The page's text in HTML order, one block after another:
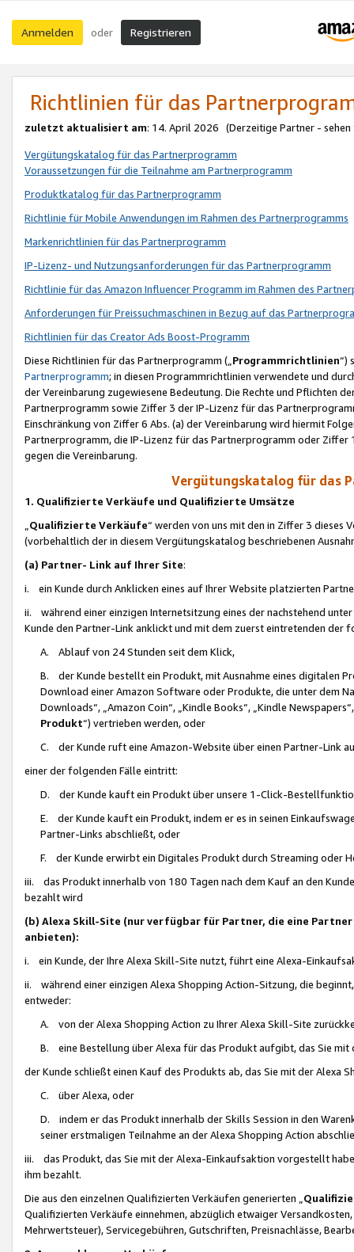
Anmelden oder Registrieren
Richtlinien für das
zuletzt aktualisiert am: 14. April 2026 (Derzeitige Partner - sehen
Vergütungskatalog für das Partnerprogramm
Voraussetzungen für die Teilnahme am Partnerprogramm
Produktkatalog für das Partnerprogramm
Richtlinie für Mobile Anwendungen im Rahmen des Partnerprogramms
Markenrichtlinien für das Partnerprogramm
IP-Lizenz- und Nutzungsanforderungen für das Partnerprogramm
Richtlinie für das Amazon Influencer Programm im Rahmen des
Anforderungen für Preissuchmaschinen in Bezug auf das
Richtlinien für das Creator Ads Boost-Programm
Diese Richtlinien für das Partnerprogramm („Programmrichtlinien“)
Partnerprogramm; in diesen Programmrichtlinien verwendete und
der Vereinbarung zugewiesene Bedeutung. Die Rechte und Pflichten
Partnerprogramm sowie Ziffer 3 der IP-Lizenz für das
Einschränkung von Ziffer 6 Abs. (a) der Vereinbarung wird hiermit
Partnerprogramm, die IP-Lizenz für das Partnerprogramm oder
gegen die Vereinbarung.
Vergütungskatalog für das
1. Qualifizierte Verkäufe und Qualifizierte Umsätze
Qualifizierte Verkäufe“ werden von uns mit den in Ziffer 3
(vorbehaltlich der in diesem Vergütungskatalog beschriebenen
(a) Partner- Link auf Ihrer Site:
i. ein Kunde durch Anklicken eines auf Ihrer Website platzierten
ii. während einer einzigen Internetsitzung eines der nachstehend
Kunde den Partner-Link anklickt und mit dem zuerst eintretenden der
A. Ablauf von 24 Stunden seit dem Klick,
B. der Kunde bestellt ein Produkt, mit Ausnahme eines digitalen
Download einer Amazon Software oder Produkte, die unter dem
Downloads“, „Amazon Coin“, „Kindle Books“, „Kindle
Produkt“) vertrieben werden, oder
C. der Kunde ruft eine Amazon-Website über einen Partner-Link
einer der folgenden Fälle eintritt:
D. der Kunde kauft ein Produkt über unsere 1-Click-
E. der Kunde kauft ein Produkt, indem er es in seinen
Partner-Links abschließt, oder
F. der Kunde erwirbt ein Digitales Produkt durch Streaming oder
iii. das Produkt innerhalb von 180 Tagen nach dem Kauf an den
bezahlt wird
(b) Alexa Skill-Site (nur verfügbar für Partner, die eine
anbieten):
i. ein Kunde, der Ihre Alexa Skill-Site nutzt, führt eine Alexa-
ii. während einer einzigen Alexa Shopping Action-Sitzung, die
entweder:
A. von der Alexa Shopping Action zu Ihrer Alexa Skill-Site
B. eine Bestellung über Alexa für das Produkt aufgibt, das Sie mit
der Kunde schließt einen Kauf des Produkts ab, das Sie mit der Alexa
C. über Alexa, oder
D. indem er das Produkt innerhalb der Skills Session in den
seiner erstmaligen Teilnahme an der Alexa Shopping Action
iii. das Produkt, das Sie mit der Alexa-Einkaufsaktion vorgestellt
ihm bezahlt.
Die aus den einzelnen Qualifizierten Verkäufen generierten „
Qualifizierten Verkäufe einnehmen, abzüglich etwaiger
Mehrwertsteuer), Servicegebühren, Gutschriften, Preisnachlässe,